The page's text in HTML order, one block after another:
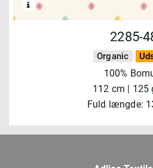
2285-
Organic
100%
112 cm | 125
Fuld længde: